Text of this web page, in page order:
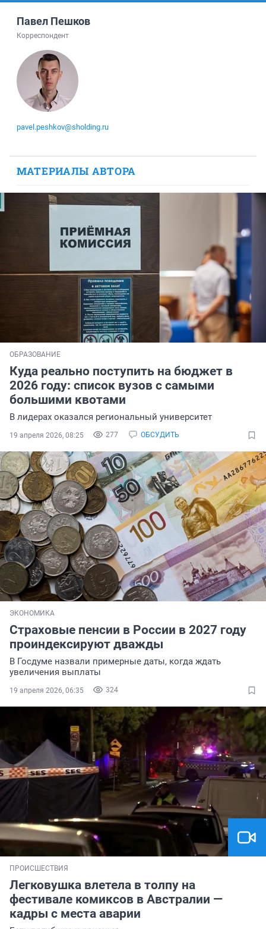
Павел Пешков
Корреспондент
pavel.peshkov@sholding.ru
МАТЕРИАЛЫ АВТОРА
ОБРАЗОВАНИЕ
Куда реально поступить на бюджет в
2026 году: список вузов с самыми
большими квотами
В лидерах оказался региональный университет
277 ОБСУДИТЬ
19 апреля 2026, 08:25
ЭКОНОМИКА
Страховые пенсии в России в 2027 году
проиндексируют дважды
В Госдуме назвали примерные даты, когда ждать
увеличения выплаты
324
19 апреля 2026, 06:35
ПРОИСШЕСТВИЯ
Легковушка влетела в толпу на
фестивале комиксов в Австралии —
кадры с места аварии